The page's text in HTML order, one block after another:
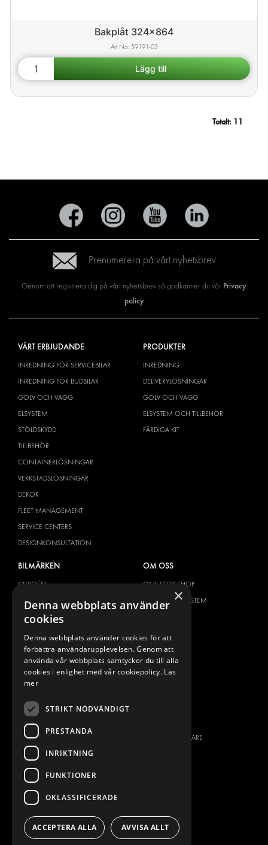
Bakplåt 324x864
59191-03
Totalt: 11
Prenumerera på vårt nyhetsbrev
Genom att registrera dig på vårt nyhetsbrev så godkänner du vår Privacy
policy
VÅRT ERBJUDANDE
INREDNING FÖR SERVICEBILAR
INREDNING FÖR BUDBILAR
GOLV OCH VÄGG
ELSYSTEM
STÖLDSKYDD
TILLBEHÖR
CONTAINERLÖSNINGAR
VERKSTADSLÖSNINGAR
DEKOR
FLEET MANAGEMENT
SERVICE CENTERS
DESIGNKONSULTATION
PRODUKTER
INREDNING
DELIVERYLÖSNINGAR
GOLV OCH VÄGG
ELSYSTEM OCH TILLBEHÖR
FÄRDIGA KIT
BILMÄRKEN
CITROËN
DACIA
FIAT
HYUNDAI
IVECO
MAN
MERCEDES
NISSAN
OPEL
PEUGEOT
RENAULT
TOYOTA
OM OSS
ONE-STOP-SHOP
OM MODUL-SYSTEM
NYHETER
KONTAKT
BLI ÅTERFÖRSÄLJARE
×
Denna webbplats använder
cookies
Denna webbplats använder cookies för att
förbättra användarupplevelsen. Genom att
använda vår webbplats samtycker du till alla
cookies i enlighet med vår cookiepolicy. Läs
mer
STRIKT NÖDVÄNDIGT
PRESTANDA
INRIKTNING
FUNKTIONER
OKLASSIFICERADE
ACCEPTERA ALLA AVVISA ALLT